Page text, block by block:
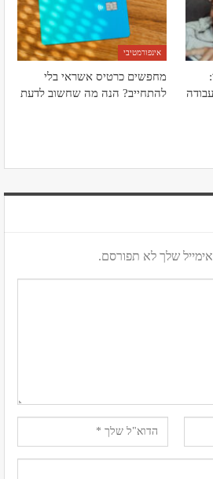
אינפורמטיבי
מחפשים כרטיס אשראי בלי
להתחייב? הנה מה שחשוב לדעת
שלך לא תפורסם.